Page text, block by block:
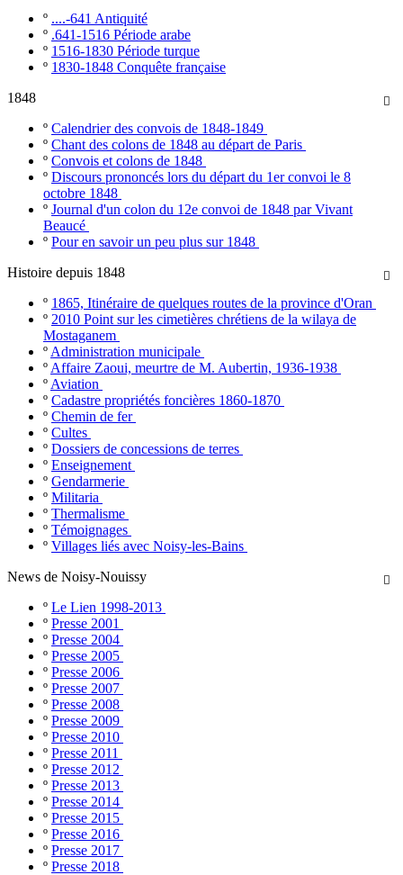
º ....-641 Antiquité
º .641-1516 Période arabe
º 1516-1830 Période turque
º 1830-1848 Conquête française

1848
º Calendrier des convois de 1848-1849
º Chant des colons de 1848 au départ de Paris
º Convois et colons de 1848
º Discours prononcés lors du départ du 1er convoi le 8
octobre 1848
º Journal d'un colon du 12e convoi de 1848 par Vivant
Beaucé
º Pour en savoir un peu plus sur 1848

Histoire depuis 1848
º 1865, Itinéraire de quelques routes de la province d'Oran
º 2010 Point sur les cimetières chrétiens de la wilaya de
Mostaganem
º Administration municipale
º Affaire Zaoui, meurtre de M. Aubertin, 1936-1938
º Aviation
º Cadastre propriétés foncières 1860-1870
º Chemin de fer
º Cultes
º Dossiers de concessions de terres
º Enseignement
º Gendarmerie
º Militaria
º Thermalisme
º Témoignages
º Villages liés avec Noisy-les-Bains

News de Noisy-Nouissy
º Le Lien 1998-2013
º Presse 2001
º Presse 2004
º Presse 2005
º Presse 2006
º Presse 2007
º Presse 2008
º Presse 2009
º Presse 2010
º Presse 2011
º Presse 2012
º Presse 2013
º Presse 2014
º Presse 2015
º Presse 2016
º Presse 2017
º Presse 2018